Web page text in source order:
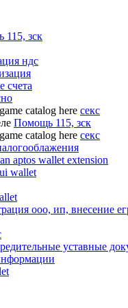
зск
ндс
счета
catalog here секс
Помощь 115, зск
catalog here секс
aptos wallet extension
wallet
ооо, ип, внесение
уставные